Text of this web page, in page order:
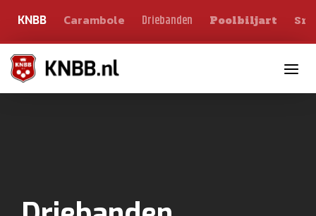
KNBB Carambole Driebanden Poolbiljart